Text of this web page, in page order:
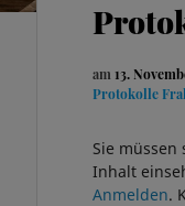
am 13.
Protokolle
Sie
Inhalt
Anmelden.